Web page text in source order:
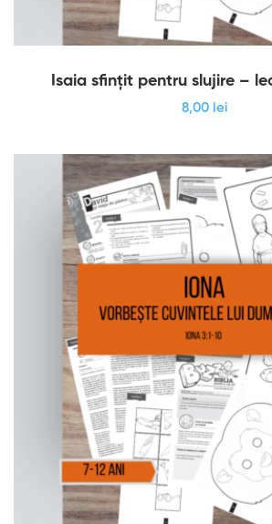
Isaia sfințit pentru slujire –
8,00 lei